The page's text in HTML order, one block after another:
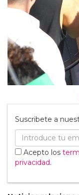
Suscribete a
Acepto los
privacidad.